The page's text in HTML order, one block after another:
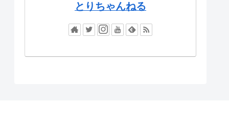
とりちゃんねる